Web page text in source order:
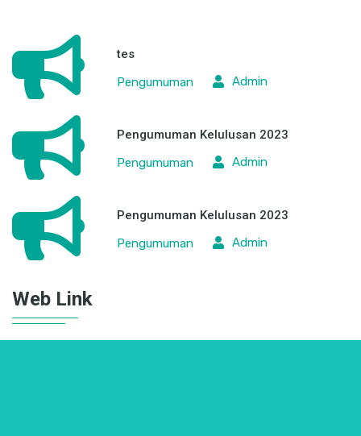
tes
Pengumuman
Admin
Pengumuman Kelulusan 2023
Pengumuman
Admin
Pengumuman Kelulusan 2023
Pengumuman
Admin
Web Link